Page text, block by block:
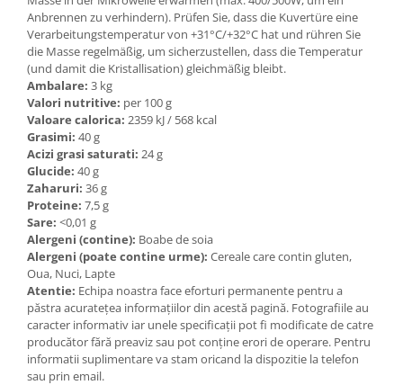
Anbrennen zu verhindern). Prüfen Sie, dass die Kuvertüre eine
Verarbeitungstemperatur von +31°C/+32°C hat und rühren Sie
die Masse regelmäßig, um sicherzustellen, dass die Temperatur
(und damit die Kristallisation) gleichmäßig bleibt.
Ambalare: 3 kg
Valori nutritive: per 100 g
Valoare calorica: 2359 kJ / 568 kcal
Grasimi: 40 g
Acizi grasi saturati: 24 g
Glucide: 40 g
Zaharuri: 36 g
Proteine: 7,5 g
Sare: <0,01 g
Alergeni (contine): Boabe de soia
Alergeni (poate contine urme): Cereale care contin gluten,
Oua, Nuci, Lapte
Atentie: Echipa noastra face eforturi permanente pentru a
păstra acurateţea informaţiilor din acestă pagină. Fotografiile au
caracter informativ iar unele specificaţii pot fi modificate de catre
producător fără preaviz sau pot conţine erori de operare. Pentru
informatii suplimentare va stam oricand la dispozitie la telefon
sau prin email.